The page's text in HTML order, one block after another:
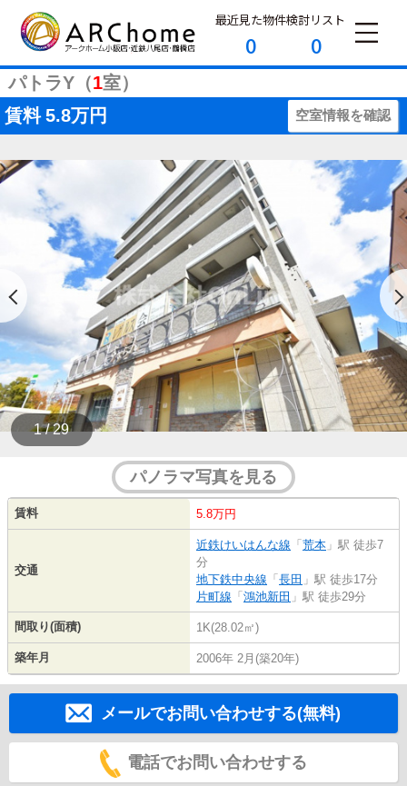
最近見た物件
0
検討リスト
0
パトラY（1室）
賃料 5.8万円 空室情報を確認
1 / 29
パノラマ写真を見る
賃料 5.8万円
交通
近鉄けいはんな線 「 荒本 」駅 徒歩7
分
地下鉄中央線 「 長田 」駅 徒歩17分
片町線 「 鴻池新田 」駅 徒歩29分
間取り(面積) 1K(28.02㎡)
築年月 2006年 2月(築20年)
メールでお問い合わせする(無料)
電話でお問い合わせする